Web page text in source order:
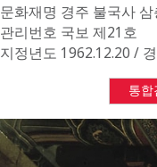
문화재명 경주 불국사
관리번호 국보 제21호
지정년도 1962.12.20 /
통합